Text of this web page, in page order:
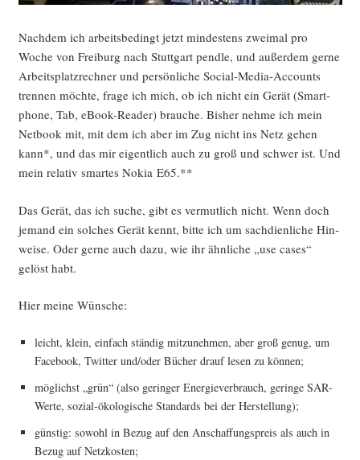
Nach­dem ich arbeits­be­dingt jetzt min­des­tens zwei­mal pro
Woche von Frei­burg nach Stutt­gart pend­le, und außer­dem ger­ne
Arbeits­platz­rech­ner und per­sön­li­che Social-Media-Accounts
tren­nen möch­te, fra­ge ich mich, ob ich nicht ein Gerät (Smart­
phone, Tab, eBook-Rea­der) brau­che. Bis­her neh­me ich mein
Net­book mit, mit dem ich aber im Zug nicht ins Netz gehen
kann*, und das mir eigent­lich auch zu groß und schwer ist. Und
mein rela­tiv smar­tes Nokia E65.**
Das Gerät, das ich suche, gibt es ver­mut­lich nicht. Wenn doch
jemand ein sol­ches Gerät kennt, bit­te ich um sach­dien­li­che Hin­
wei­se. Oder ger­ne auch dazu, wie ihr ähn­li­che „use cases“
gelöst habt.
Hier mei­ne Wünsche:
leicht, klein, ein­fach stän­dig mit­zu­neh­men, aber groß genug, um
Face­book, Twit­ter und/oder Bücher drauf lesen zu können;
mög­lichst „grün“ (also gerin­ger Ener­gie­ver­brauch, gerin­ge SAR-
Wer­te, sozi­al-öko­lo­gi­sche Stan­dards bei der Herstellung);
güns­tig: sowohl in Bezug auf den Anschaf­fungs­preis als auch in
Bezug auf Netzkosten;